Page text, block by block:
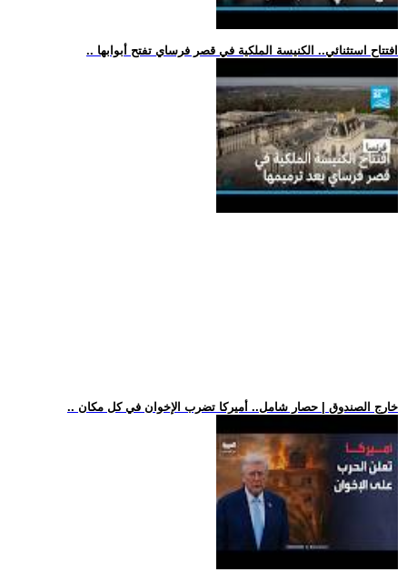
.. افتتاح استثنائي.. الكنيسة الملكية في قصر فرساي تفتح أبوابها
.. خارج الصندوق | حصار شامل.. أميركا تضرب الإخوان في كل مكان